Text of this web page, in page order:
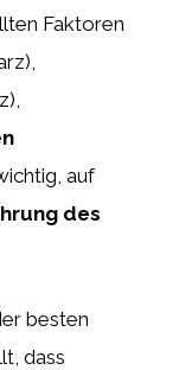
Faktoren
auf
des
besten
dass